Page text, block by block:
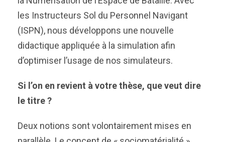
les Instructeurs Sol du Personnel Navigant
(ISPN), nous développons une nouvelle
didactique appliquée à la simulation afin
d’optimiser l’usage de nos simulateurs.
Si l’on en revient à votre thèse, que veut dire
le titre ?
Deux notions sont volontairement mises en